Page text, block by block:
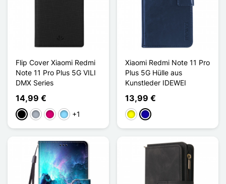
Flip Cover Xiaomi Redmi
Note 11 Pro Plus 5G VILI
DMX Series
14,99 €
Schwarz
GrauMagenta
Hellblau
+1
Xiaomi Redmi Note 11 Pro
Plus 5G Hülle aus
Kunstleder IDEWEI
13,99 €
GelbDunkelblau